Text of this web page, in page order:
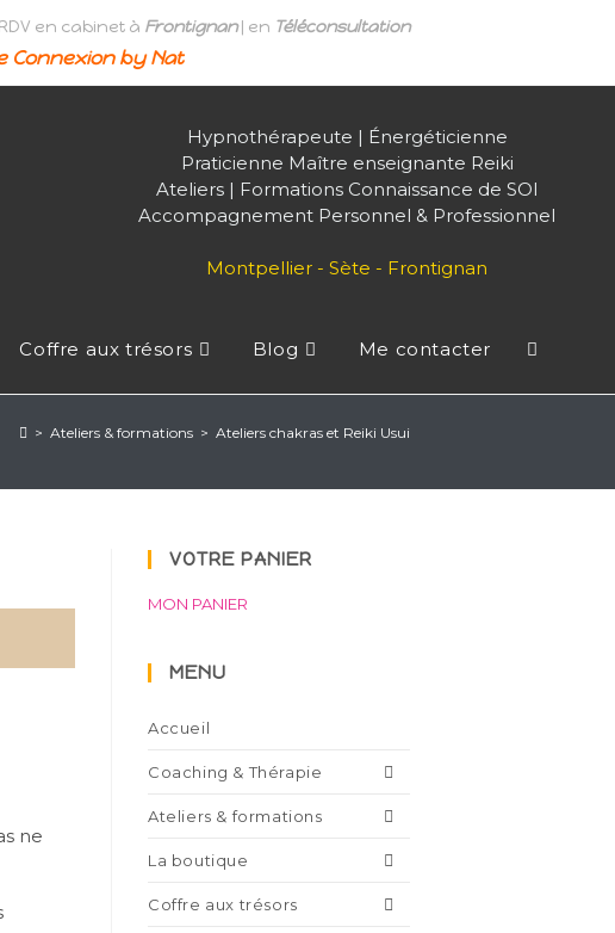
en cabinet à Frontignan| en Téléconsultation
Connexion by Nat
Hypnothérapeute | Énergéticienne
Praticienne Maître enseignante Reiki
Ateliers | Formations Connaissance de SOI
Accompagnement Personnel & Professionnel
Montpellier - Sète - Frontignan
Coffre aux trésors Blog Me contacter
> Ateliers & formations > Ateliers chakras et Reiki Usui
ne
VOTRE PANIER
MON PANIER
MENU
Accueil
Coaching & Thérapie
Ateliers & formations
La boutique
Coffre aux trésors